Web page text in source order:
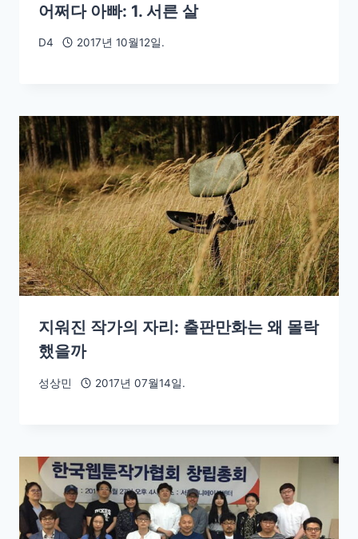
어쩌다 아빠: 1. 서른 살
D4 2017년 10월12일.
지워진 작가의 자리: 출판만화는 왜 몰락
했을까
성상민 2017년 07월14일.